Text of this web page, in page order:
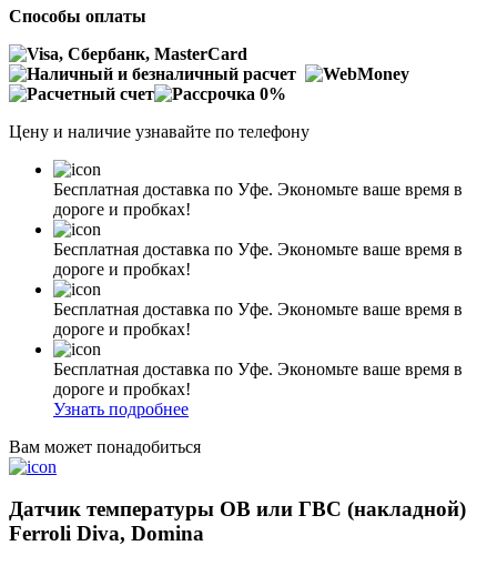
Способы оплаты
Цену и наличие узнавайте по телефону
Бесплатная доставка по Уфе. Экономьте ваше время в
дороге и пробках!
Бесплатная доставка по Уфе. Экономьте ваше время в
дороге и пробках!
Бесплатная доставка по Уфе. Экономьте ваше время в
дороге и пробках!
Бесплатная доставка по Уфе. Экономьте ваше время в
дороге и пробках!
Узнать подробнее
Вам может понадобиться
Датчик температуры ОВ или ГВС (накладной)
Ferroli Diva, Domina